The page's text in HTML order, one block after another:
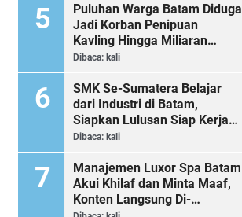
Puluhan Warga Batam Diduga
Jadi Korban Penipuan
Kavling Hingga Miliaran
Rupiah, Laporan ke Polda
Dibaca: kali
SMK Se-Sumatera Belajar
dari Industri di Batam,
Siapkan Lulusan Siap Kerja
Era Digital
Dibaca: kali
Manajemen Luxor Spa Batam
Akui Khilaf dan Minta Maaf,
Konten Langsung Di-